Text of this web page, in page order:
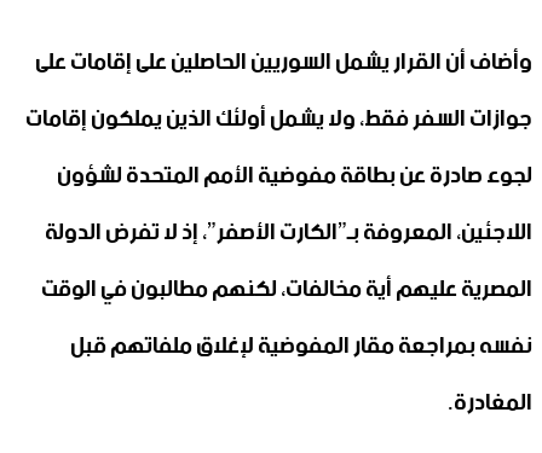
وأضاف أن القرار يشمل السوريين الحاصلين على إقامات على
جوازات السفر فقط، ولا يشمل أولئك الذين يملكون إقامات
لجوء صادرة عن بطاقة مفوضية الأمم المتحدة لشؤون
اللاجئين، المعروفة بـ”الكارت الأصفر”، إذ لا تفرض الدولة
المصرية عليهم أية مخالفات، لكنهم مطالبون في الوقت
نفسه بمراجعة مقار المفوضية لإغلاق ملفاتهم قبل
المغادرة.